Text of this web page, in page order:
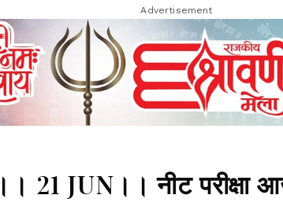
Advertisement
JUN।। नीट परीक्षा